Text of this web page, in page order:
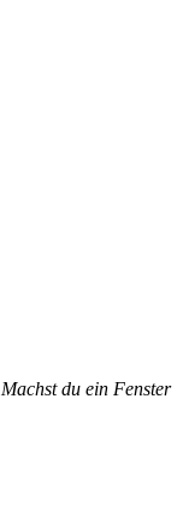
du ein Fenster